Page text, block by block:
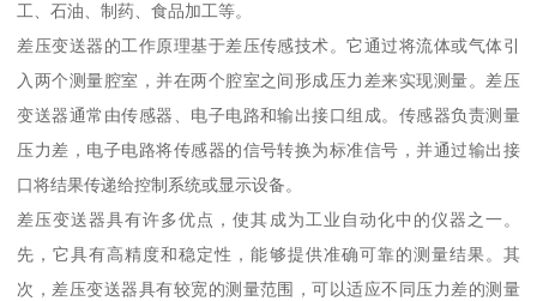
工、石油、制药、食品加工等。
差压变送器的工作原理基于差压传感技术。它通过将流体或气体引
入两个测量腔室，并在两个腔室之间形成压力差来实现测量。差压
变送器通常由传感器、电子电路和输出接口组成。传感器负责测量
压力差，电子电路将传感器的信号转换为标准信号，并通过输出接
口将结果传递给控制系统或显示设备。
差压变送器具有许多优点，使其成为工业自动化中的仪器之一。
先，它具有高精度和稳定性，能够提供准确可靠的测量结果。其
次，差压变送器具有较宽的测量范围，可以适应不同压力差的测量